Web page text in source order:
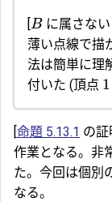
Bに属さない
薄い点線で描
法は簡単に理
付いた (頂点 1
命題 5.13.1 の証
作業となる。非
た。今回は個別
なる。